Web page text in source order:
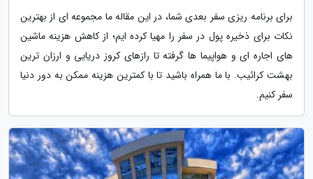
برای برنامه ریزی سفر بعدی شما، در این مقاله ما مجموعه ای از بهترین
نکات برای ذخیره پول در سفر را مهیا کرده ایم؛ از کاهش هزینه ماشین
های اجاره ای و هواپیما ها گرفته تا رازهای کروز دریایی و ارزان ترین
بهشت کرائیب. با ما همراه باشید تا با کمترین هزینه ممکن به دور دنیا
سفر کنیم.